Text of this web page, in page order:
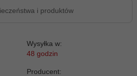
i produktów
Wysyłka w:
48 godzin
Producent: